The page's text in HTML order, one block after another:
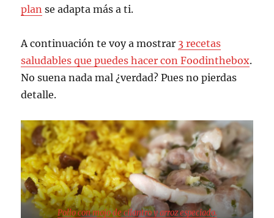
plan se adapta más a ti.
A continuación te voy a mostrar 3 recetas
saludables que puedes hacer con Foodinthebox.
No suena nada mal ¿verdad? Pues no pierdas
detalle.
Pollo con mojo de cilantro y arroz especiado.